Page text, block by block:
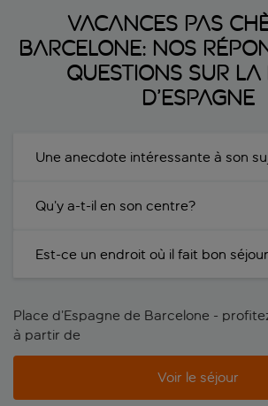
Vacances pas
Barcelone: nos
questions sur la
d’Espagne
Une anecdote intéressante à son
Qu’y a-t-il en son centre?
Est-ce un endroit où il fait bon
Place d’Espagne de Barcelone -
à partir de
Voir le séjour